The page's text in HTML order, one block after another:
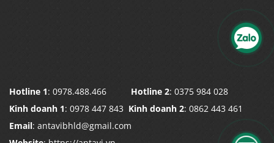
Hotline 1: 0978.488.466 Hotline 2: 0375 984 028
Kinh doanh 1: 0978 447 843 Kinh doanh 2: 0862 443 461
Email: antavibhld@gmail.com